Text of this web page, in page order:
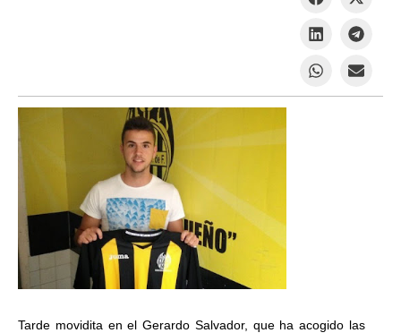
Tarde movidita en el Gerardo Salvador, que ha acogido las